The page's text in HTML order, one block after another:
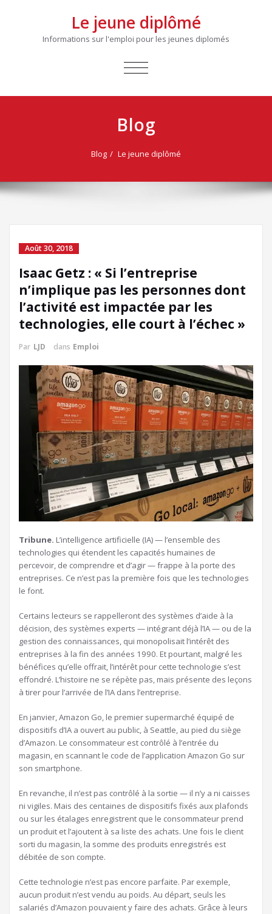
Le jeune diplômé
Informations sur l'emploi pour les jeunes diplomés
AFFICHER/MASQUER
Blog
Blog Le jeune diplômé
Août 30, 2018
Isaac Getz : « Si l’entreprise
n’implique pas les personnes dont
l’activité est impactée par les
technologies, elle court à l’échec »
Par LJD dans Emploi
Tribune. L’intelligence artificielle (IA) — l’ensemble des
technologies qui étendent les capacités humaines de
percevoir, de comprendre et d’agir — frappe à la porte des
entreprises. Ce n’est pas la première fois que les technologies
le font.
Certains lecteurs se rappelleront des systèmes d’aide à la
décision, des systèmes experts — intégrant déjà l’IA — ou de la
gestion des connaissances, qui monopolisait l’intérêt des
entreprises à la fin des années 1990. Et pourtant, malgré les
bénéfices qu’elle offrait, l’intérêt pour cette technologie s’est
effondré. L’histoire ne se répète pas, mais présente des leçons
à tirer pour l’arrivée de l’IA dans l’entreprise.
En janvier, Amazon Go, le premier supermarché équipé de
dispositifs d’IA a ouvert au public, à Seattle, au pied du siège
d’Amazon. Le consommateur est contrôlé à l’entrée du
magasin, en scannant le code de l’application Amazon Go sur
son smartphone.
En revanche, il n’est pas contrôlé à la sortie — il n’y a ni caisses
ni vigiles. Mais des centaines de dispositifs fixés aux plafonds
ou sur les étalages enregistrent que le consommateur prend
un produit et l’ajoutent à sa liste des achats. Une fois le client
sorti du magasin, la somme des produits enregistrés est
débitée de son compte.
Cette technologie n’est pas encore parfaite. Par exemple,
aucun produit n’est vendu au poids. Au départ, seuls les
salariés d’Amazon pouvaient y faire des achats. Grâce à leurs